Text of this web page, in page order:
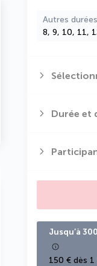
Autres
8, 9, 10, 11,
Durée et
Jusqu’à
150 € dès